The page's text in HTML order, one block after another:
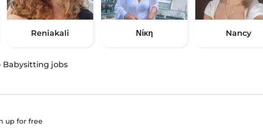
Reniakali Νίκη Nancy
· Babysitting jobs
up for free